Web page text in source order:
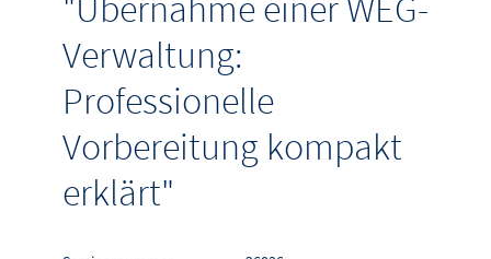
Verwaltung:
Professionelle
Vorbereitung kompakt
erklärt"